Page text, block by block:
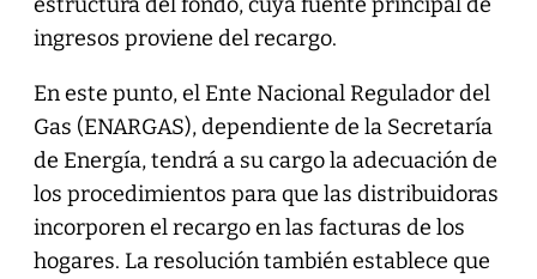
ingresos proviene del recargo.
En este punto, el Ente Nacional Regulador del
Gas (ENARGAS), dependiente de la Secretaría
de Energía, tendrá a su cargo la adecuación de
los procedimientos para que las distribuidoras
incorporen el recargo en las facturas de los
hogares. La resolución también establece que